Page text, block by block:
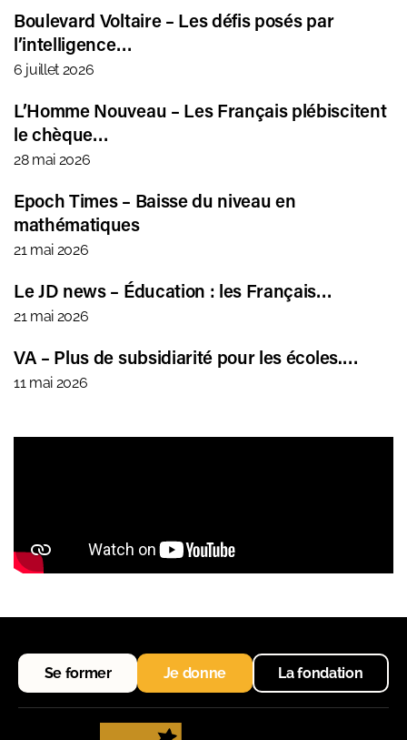
Boulevard Voltaire – Les défis posés par
l’intelligence…
6 juillet 2026
L’Homme Nouveau – Les Français plébiscitent
le chèque…
28 mai 2026
Epoch Times – Baisse du niveau en
mathématiques
21 mai 2026
Le JD news – Éducation : les Français…
21 mai 2026
VA – Plus de subsidiarité pour les écoles.…
11 mai 2026
Se former Je donne La fondation